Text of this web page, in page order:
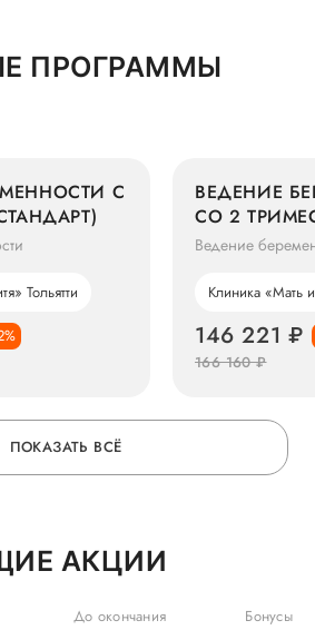
ПРОГРАММЫ
С
Тольятти
ВЕДЕНИЕ
СО 2
(СТАНДАРТ)
Ведение
Клиника «Мать
146 221 ₽
166 160 ₽
ПОКАЗАТЬ ВСЁ
АКЦИИ
До окончания Бонусы